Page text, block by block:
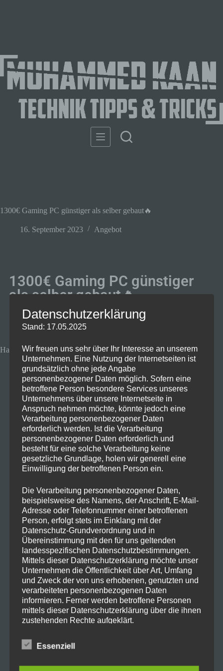
1300€ Gaming PC günstiger als selber gebaut🔥
16. September 2023 Angebot
1300€ Gaming PC günstiger
als selber gebaut🔥
HardwareDealz 1200-AMD Edition
Bei dubaro bekommt ihr gerade diesen
starken Gaming PC für 1.299 €
*exakt so selber gebaut wäre er 30€
Ihr müsst aber Windows selber
nachinstallieren (Tutorial)
Datenschutzerklärung
Stand: 17.05.2025
Wir freuen uns sehr über Ihr Interesse an unserem
Unternehmen. Eine Nutzung der Internetseiten ist
grundsätzlich ohne jede Angabe
personenbezogener Daten möglich. Sofern eine
betroffene Person besondere Services unseres
Unternehmens über unsere Internetseite in
Anspruch nehmen möchte, könnte jedoch eine
Verarbeitung personenbezogener Daten
erforderlich werden. Ist die Verarbeitung
personenbezogener Daten erforderlich und
besteht für eine solche Verarbeitung keine
gesetzliche Grundlage, holen wir generell eine
Einwilligung der betroffenen Person ein.
Die Verarbeitung personenbezogener Daten,
beispielsweise des Namens, der Anschrift, E-Mail-
Adresse oder Telefonnummer einer betroffenen
Person, erfolgt stets im Einklang mit der
Datenschutz-Grundverordnung und in
Übereinstimmung mit den für uns geltenden
landesspezifischen Datenschutzbestimmungen.
Mittels dieser Datenschutzerklärung möchte unser
Unternehmen die Öffentlichkeit über Art, Umfang
und Zweck der von uns erhobenen, genutzten und
verarbeiteten personenbezogenen Daten
informieren. Ferner werden betroffene Personen
mittels dieser Datenschutzerklärung über die ihnen
zustehenden Rechte aufgeklärt.
Wir haben als für die Verarbeitung Verantwortlicher
zahlreiche technische und organisatorische
Essenziell